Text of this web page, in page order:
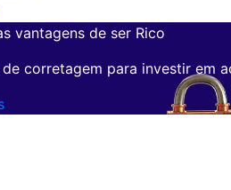
vantagens de ser Rico
corretagem para investir em